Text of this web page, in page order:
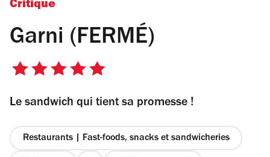
Critique
Garni (FERMÉ)
5
5
Le sandwich qui tient sa promesse !
Restaurants | Fast-foods, snacks et sandwicheries